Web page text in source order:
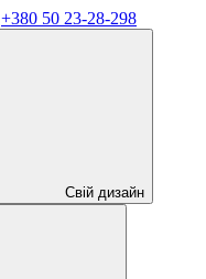
+380 50 23-28-298
Свій дизайн